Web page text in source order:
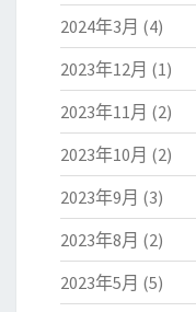
2024年3月 (4)
2023年12月 (1)
2023年11月 (2)
2023年10月 (2)
2023年9月 (3)
2023年8月 (2)
2023年5月 (5)